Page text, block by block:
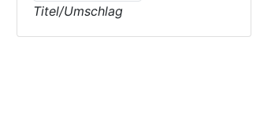
Titel/Umschlag